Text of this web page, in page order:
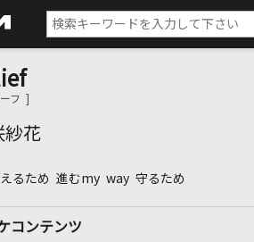
フ ]
紗花
えるため 進むmy way 守るため
コンテンツ